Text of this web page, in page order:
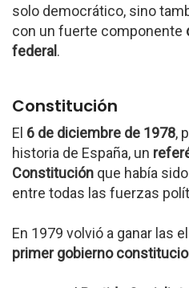
solo democrático, sino
con un fuerte componente
federal .
Constitución
El 6 de diciembre de 1978,
historia de España, un
Constitución que había
entre todas las fuerzas
En 1979 volvió a ganar las
primer gobierno